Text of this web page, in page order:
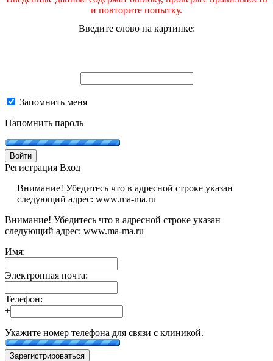
и повторите попытку.
Введите слово на картинке:
Запомнить меня
Напомнить пароль
Войти
Регистрация Вход
Внимание! Убедитесь что в адресной строке указан
следующий адрес: www.ma-ma.ru
Внимание! Убедитесь что в адресной строке указан
следующий адрес: www.ma-ma.ru
Имя:
Электронная почта:
Телефон:
+
Укажите номер телефона для связи с клиникой.
Зарегистрироваться